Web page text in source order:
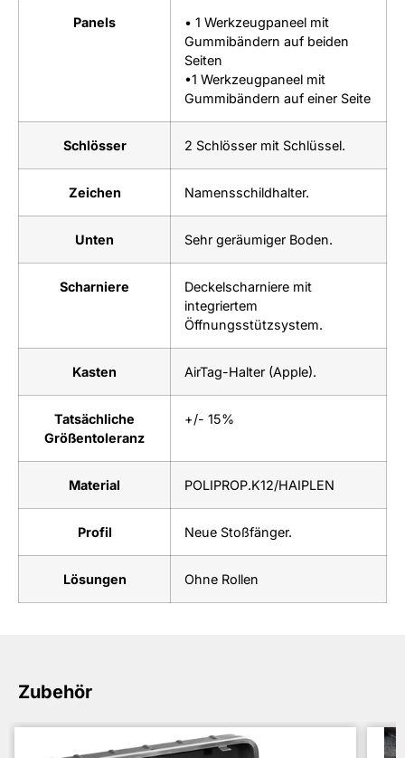
Panels
• 1 Werkzeugpaneel mit
Gummibändern auf beiden
Seiten
•1 Werkzeugpaneel mit
Gummibändern auf einer Seite
Schlösser 2 Schlösser mit Schlüssel.
Zeichen Namensschildhalter.
Unten Sehr geräumiger Boden.
Scharniere
Deckelscharniere mit
integriertem
Öffnungsstützsystem.
Kasten AirTag-Halter (Apple).
Tatsächliche
Größentoleranz
+/- 15%
Material POLIPROP.K12/HAIPLEN
Profil Neue Stoßfänger.
Lösungen Ohne Rollen
Zubehör